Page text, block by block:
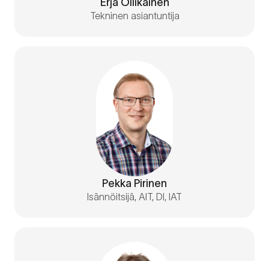
Erja Ollikainen
Tekninen asiantuntija
Pekka Pirinen
Isännöitsijä, AIT, DI, IAT